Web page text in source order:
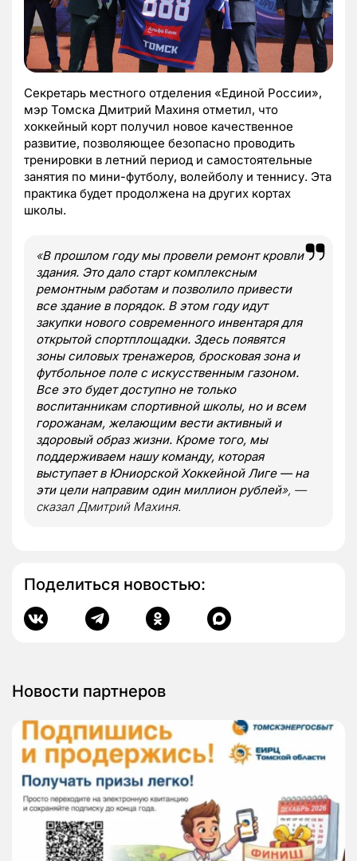
Секретарь местного отделения «Единой России»,
мэр Томска Дмитрий Махиня отметил, что
хоккейный корт получил новое качественное
развитие, позволяющее безопасно проводить
тренировки в летний период и самостоятельные
занятия по мини-футболу, волейболу и теннису. Эта
практика будет продолжена на других кортах
школы.
«В прошлом году мы провели ремонт кровли
здания. Это дало старт комплексным
ремонтным работам и позволило привести
все здание в порядок. В этом году идут
закупки нового современного инвентаря для
открытой спортплощадки. Здесь появятся
зоны силовых тренажеров, бросковая зона и
футбольное поле с искусственным газоном.
Все это будет доступно не только
воспитанникам спортивной школы, но и всем
горожанам, желающим вести активный и
здоровый образ жизни. Кроме того, мы
поддерживаем нашу команду, которая
выступает в Юниорской Хоккейной Лиге — на
эти цели направим один миллион рублей», —
сказал Дмитрий Махиня.
Поделиться новостью:
Новости партнеров